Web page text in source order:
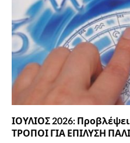
ΙΟΥΛΙΟΣ 2026:
ΤΡΟΠΟΙ ΓΙΑ ΕΠΙΛΥΣΗ